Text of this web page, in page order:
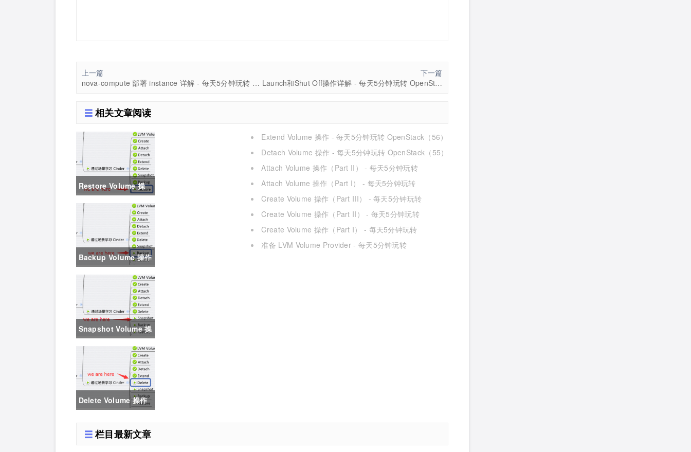
上一篇
nova-compute 部署 instance 详解 - 每天5分钟玩转 OpenStack（28）
下一篇
Launch和Shut Off操作详解 - 每天5分钟玩转 OpenStack（30）
相关文章阅读
Restore Volume 操
作 - 每天5分钟玩转
OpenStack（60）
Backup Volume 操作
- 每天5分钟玩转
OpenStack（59）
Snapshot Volume 操
作 - 每天5分钟玩转
OpenStack（58）
Delete Volume 操作
OpenStack（57）
Extend Volume 操作 - 每天5分钟玩转 OpenStack（56）
Detach Volume 操作 - 每天5分钟玩转 OpenStack（55）
Attach Volume 操作（Part II） - 每天5分钟玩转
Attach Volume 操作（Part I） - 每天5分钟玩转
Create Volume 操作（Part III） - 每天5分钟玩转
Create Volume 操作（Part II） - 每天5分钟玩转
Create Volume 操作（Part I） - 每天5分钟玩转
准备 LVM Volume Provider - 每天5分钟玩转
栏目最新文章